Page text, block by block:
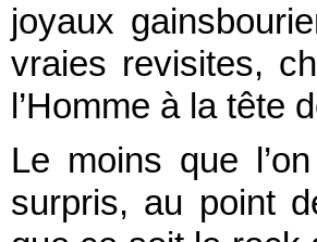
joyaux
vraies revisites,
l’Homme à la tête
Le moins que
surpris, au point